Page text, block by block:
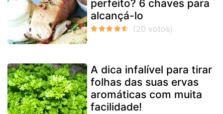
perfeito? 6 chaves para
alcançá-lo
A dica infalível para tirar
folhas das suas ervas
aromáticas com muita
facilidade!